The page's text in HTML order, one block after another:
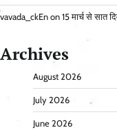
vavada_ckEn on 15 मार्च से सात
Archives
August 2026
July 2026
June 2026